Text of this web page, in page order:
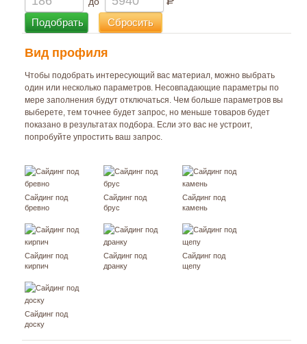
Вид профиля
Чтобы подобрать интересующий вас материал, можно выбрать
один или несколько параметров. Несовпадающие параметры по
мере заполнения будут отключаться. Чем больше параметров вы
выберете, тем точнее будет запрос, но меньше товаров будет
показано в результатах подбора. Если это вас не устроит,
попробуйте упростить ваш запрос.
Сайдинг под
бревно
Сайдинг под
брус
Сайдинг под
камень
Сайдинг под
кирпич
Сайдинг под
дранку
Сайдинг под
щепу
Сайдинг под
доску